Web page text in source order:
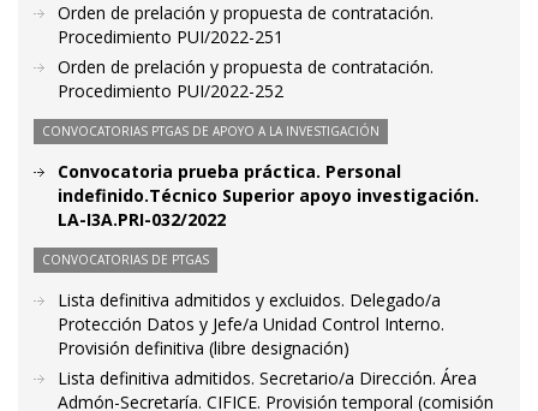
Orden de prelación y propuesta de contratación.
Procedimiento PUI/2022-251
Orden de prelación y propuesta de contratación.
Procedimiento PUI/2022-252
CONVOCATORIAS PTGAS DE APOYO A LA INVESTIGACIÓN
Convocatoria prueba práctica. Personal
indefinido.Técnico Superior apoyo investigación.
LA-I3A.PRI-032/2022
CONVOCATORIAS DE PTGAS
Lista definitiva admitidos y excluidos. Delegado/a
Protección Datos y Jefe/a Unidad Control Interno.
Provisión definitiva (libre designación)
Lista definitiva admitidos. Secretario/a Dirección. Área
Admón-Secretaría. CIFICE. Provisión temporal (comisión